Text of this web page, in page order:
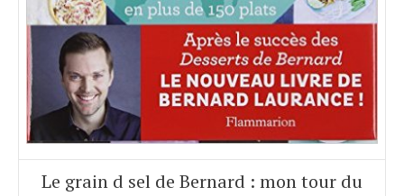
Le grain d sel de Bernard : mon tour du